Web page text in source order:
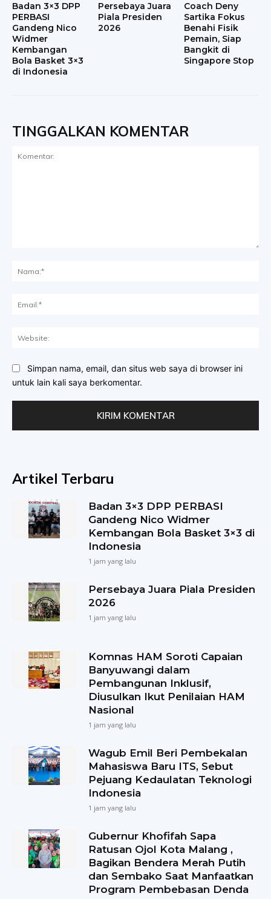
Badan 3×3 DPP
PERBASI
Gandeng Nico
Widmer
Kembangan
Bola Basket 3×3
di Indonesia
Persebaya Juara
Piala Presiden
2026
Coach Deny
Sartika Fokus
Benahi Fisik
Pemain, Siap
Bangkit di
Singapore Stop
TINGGALKAN KOMENTAR
Simpan nama, email, dan situs web saya di browser ini
untuk lain kali saya berkomentar.
Artikel Terbaru
Badan 3×3 DPP PERBASI
Gandeng Nico Widmer
Kembangan Bola Basket 3×3 di
Indonesia
1 jam yang lalu
Persebaya Juara Piala Presiden
2026
1 jam yang lalu
Komnas HAM Soroti Capaian
Banyuwangi dalam
Pembangunan Inklusif,
Diusulkan Ikut Penilaian HAM
Nasional
1 jam yang lalu
Wagub Emil Beri Pembekalan
Mahasiswa Baru ITS, Sebut
Pejuang Kedaulatan Teknologi
Indonesia
1 jam yang lalu
Gubernur Khofifah Sapa
Ratusan Ojol Kota Malang ,
Bagikan Bendera Merah Putih
dan Sembako Saat Manfaatkan
Program Pembebasan Denda